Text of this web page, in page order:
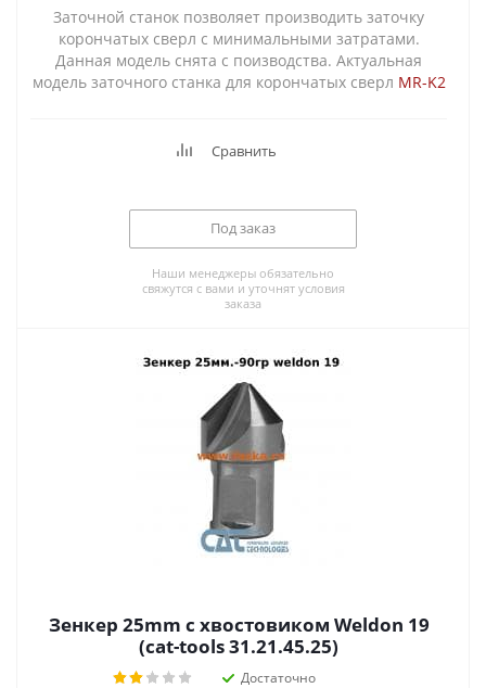
Заточной станок позволяет производить заточку
корончатых сверл с минимальными затратами.
Данная модель снята с поизводства. Актуальная
модель заточного станка для корончатых сверл MR-K2
Сравнить
Под заказ
Наши менеджеры обязательно
свяжутся с вами и уточнят условия
заказа
Зенкер 25mm с хвостовиком Weldon 19
(cat-tools 31.21.45.25)
Достаточно